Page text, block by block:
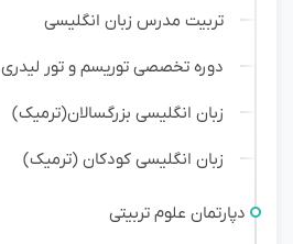
تربیت مدرس زبان انگلیسی
دوره تخصصی توریسم و تور لیدری
زبان انگلیسی بزرگسالان(ترمیک)
زبان انگلیسی کودکان (ترمیک)
دپارتمان علوم تربیتی